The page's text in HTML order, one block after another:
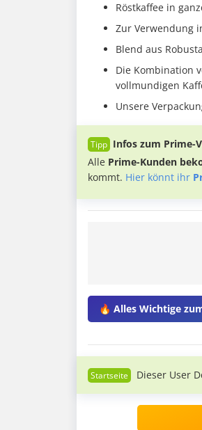
Röstkaffee in
Zur Verwendung
Blend aus
Die Kombination
vollmundigen
Unsere
Infos zum Prime-
Alle Prime-Kunden
kommt. Hier könnt ihr
🔥 Alles Wichtige
Dieser User